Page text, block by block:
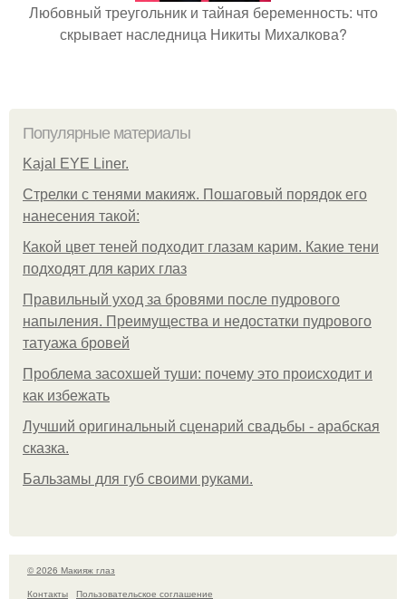
Любовный треугольник и тайная беременность: что
скрывает наследница Никиты Михалкова?
Популярные материалы
Kajal EYE Liner.
Стрелки с тенями макияж. Пошаговый порядок его
нанесения такой:
Какой цвет теней подходит глазам карим. Какие тени
подходят для карих глаз
Правильный уход за бровями после пудрового
напыления. Преимущества и недостатки пудрового
татуажа бровей
Проблема засохшей туши: почему это происходит и
как избежать
Лучший оригинальный сценарий свадьбы - арабская
сказка.
Бальзамы для губ своими руками.
© 2026 Макияж глаз
Контакты
Пользовательское соглашение